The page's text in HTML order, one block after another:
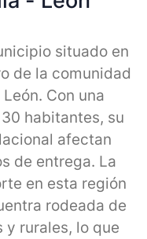
situado en
de la comunidad
Con una
habitantes, su
afectan
de entrega. La
en esta región
rodeada de
y rurales, lo que